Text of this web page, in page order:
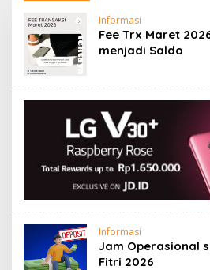
Layanan
PPOB
Aman
dan
Nyaman
Informasi
Fee Trx Maret
menjadi Saldo
Informasi
Jam Operasional
Fitri 2026